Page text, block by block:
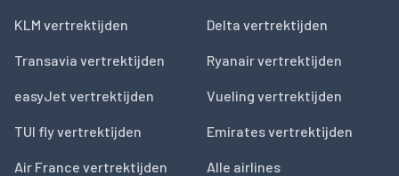
KLM vertrektijden
Transavia vertrektijden
easyJet vertrektijden
TUI fly vertrektijden
Air France vertrektijden
Delta vertrektijden
Ryanair vertrektijden
Vueling vertrektijden
Emirates vertrektijden
Alle airlines